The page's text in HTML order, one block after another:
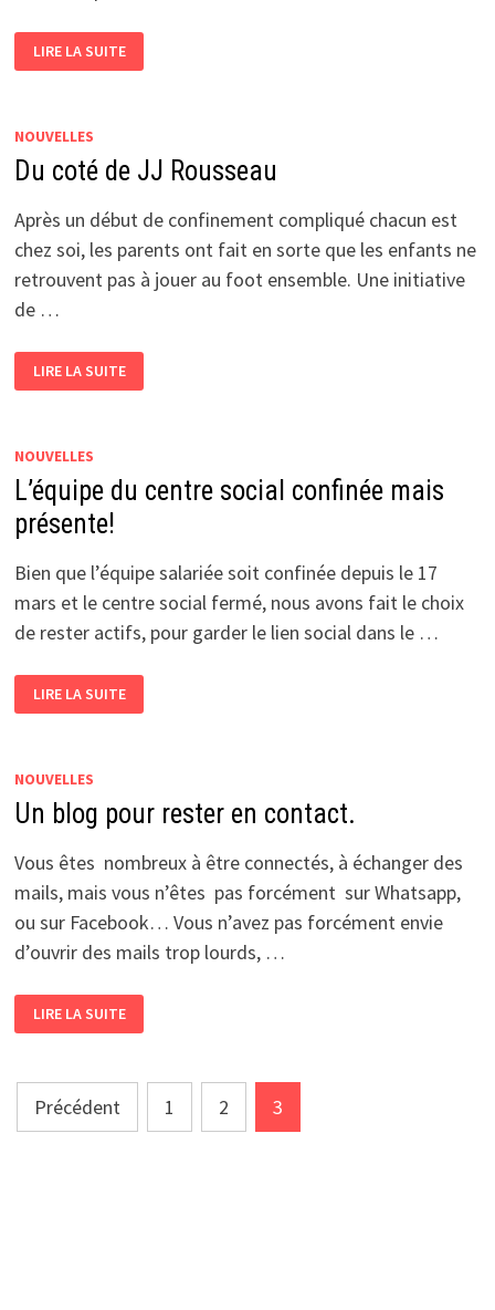
COTÉ
DE
LIRE LA SUITE
NOUVELLES
Du coté de JJ Rousseau
Après un début de confinement compliqué chacun est
chez soi, les parents ont fait en sorte que les enfants ne
retrouvent pas à jouer au foot ensemble. Une initiative
de …
COTÉ
DE
LIRE LA SUITE
NOUVELLES
L’équipe du centre social confinée mais
présente!
Bien que l’équipe salariée soit confinée depuis le 17
mars et le centre social fermé, nous avons fait le choix
de rester actifs, pour garder le lien social dans le …
DU
CENTRE
PRÉSENTE!
LIRE LA SUITE
NOUVELLES
Un blog pour rester en contact.
Vous êtes nombreux à être connectés, à échanger des
mails, mais vous n’êtes pas forcément sur Whatsapp,
ou sur Facebook… Vous n’avez pas forcément envie
d’ouvrir des mails trop lourds, …
BLOG
POUR
CONTACT.
LIRE LA SUITE
Pagination
des
Précédent 1 2 3